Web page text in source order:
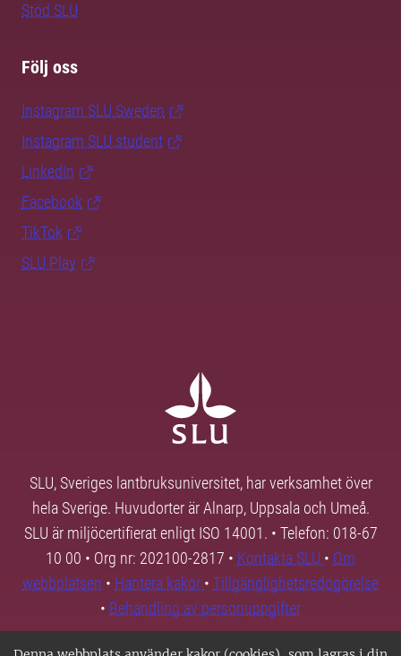
Stöd SLU
Följ oss
Instagram SLU.Sweden
Instagram SLU.student
LinkedIn
Facebook
TikTok
SLU Play
SLU, Sveriges lantbruksuniversitet, har verksamhet över
hela Sverige. Huvudorter är Alnarp, Uppsala och Umeå.
SLU är miljöcertifierat enligt ISO 14001. • Telefon: 018-67
10 00 • Org nr: 202100-2817 • Kontakta SLU • Om
webbplatsen • Hantera kakor • Tillgänglighetsredogörelse
• Behandling av personuppgifter